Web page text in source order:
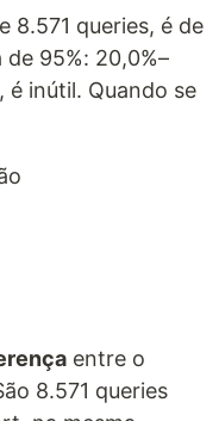
8.571 queries, é de
95%: 20,0%–
é inútil. Quando se
entre o
8.571 queries